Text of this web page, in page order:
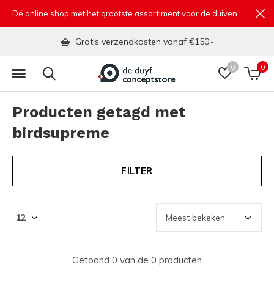
0 0
Gratis verzendkosten vanaf €150,-
Producten getagd met
birdsupreme
FILTER
Getoond 0 van de 0 producten